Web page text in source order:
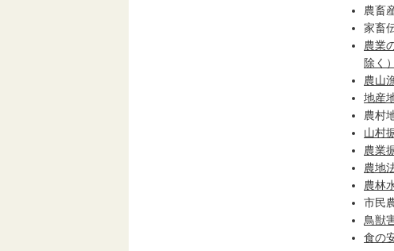
農畜
家畜
農業
除く）
農山
地産
農村
山村
農業
農地
農林
市民
鳥獣
食の